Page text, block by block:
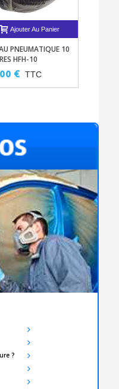
?
Ajouter Au Panier
PNEUMATIQUE 10
HFH-10
€ TTC